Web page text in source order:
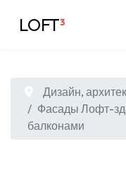
LOFT³
Дизайн,
Фасады Лофт-
балконами